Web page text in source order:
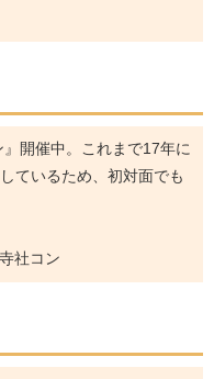
開催中。これまで17年に
ているため、初対面でも
社コン